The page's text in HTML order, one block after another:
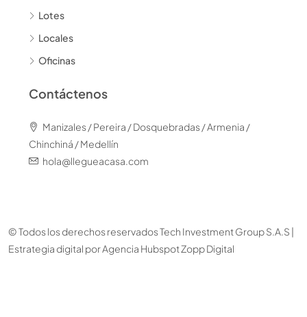
Lotes
Locales
Oficinas
Contáctenos
Manizales / Pereira / Dosquebradas / Armenia /
Chinchiná / Medellín
hola@llegueacasa.com
© Todos los derechos reservados Tech Investment Group S.A.S |
Estrategia digital porAgencia Hubspot Zopp Digital